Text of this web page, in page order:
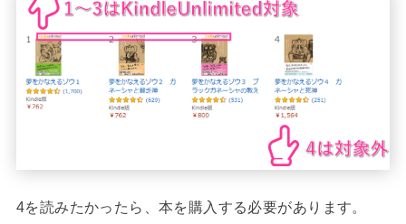
4を読みたかったら、本を購入する必要があります。